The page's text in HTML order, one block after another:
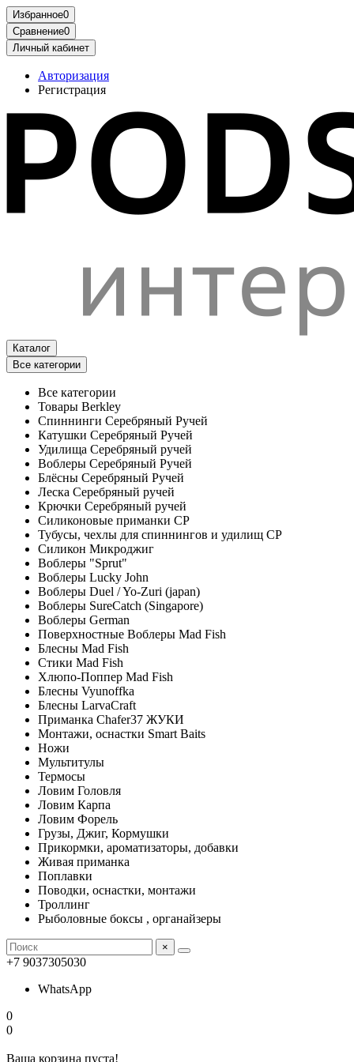
Избранное0
Сравнение0
Личный кабинет
Авторизация
Регистрация
Каталог
Все категории
Все категории
Товары Berkley
Спиннинги Серебряный Ручей
Катушки Серебряный Ручей
Удилища Серебряный ручей
Воблеры Серебряный Ручей
Блёсны Серебряный Ручей
Леска Серебряный ручей
Крючки Серебряный ручей
Силиконовые приманки СР
Тубусы, чехлы для спиннингов и удилищ СР
Силикон Микроджиг
Воблеры "Sprut"
Воблеры Lucky John
Воблеры Duel / Yo-Zuri (japan)
Воблеры SureCatch (Singapore)
Воблеры German
Поверхностные Воблеры Mad Fish
Блесны Mad Fish
Стики Mad Fish
Хлюпо-Поппер Mad Fish
Блесны Vyunoffka
Блесны LarvaCraft
Приманка Chafer37 ЖУКИ
Монтажи, оснастки Smart Baits
Ножи
Мультитулы
Термосы
Ловим Головля
Ловим Карпа
Ловим Форель
Грузы, Джиг, Кормушки
Прикормки, ароматизаторы, добавки
Живая приманка
Поплавки
Поводки, оснастки, монтажи
Троллинг
Рыболовные боксы , органайзеры
×
+7 9037305030
WhatsApp
0
0
Ваша корзина пуста!